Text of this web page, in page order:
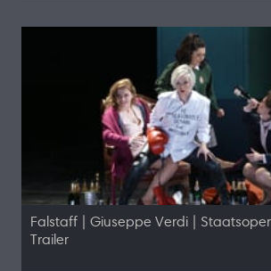
Falstaff | Giuseppe Verdi |
Trailer